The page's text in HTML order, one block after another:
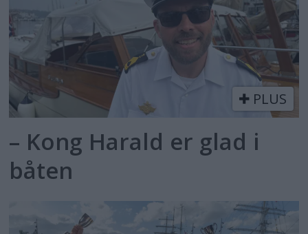
PLUS
– Kong Harald er glad i
båten